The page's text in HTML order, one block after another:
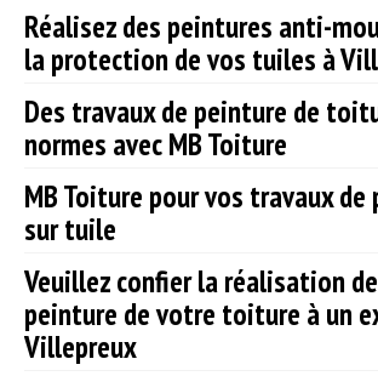
Réalisez des peintures anti-
la protection de vos tuiles à
L’humidité favorise le développement de la
champignons. Le traitement avec des
spécialisée dans le domaine de la toiture
de la gamme Algimouss pour leurs
la gamme Algimouss protègent également la
porosité pour éviter une fuite. Pour lutter
le traitement hydrofuge s’impose aussi.
peintures et d’autres produits anti mousses
contactez MB Toiture.
Des travaux de peinture de
normes avec MB Toiture
Si vous recherchez un professionnel
prendre en main vos travaux de peinture de
qualification et aptitudes nécessaires pour
tout à fait aptes à répondre à toutes vos
en travaux de peinture de toiture. Nous
vous souhaitez avoir des travaux qui soient
MB Toiture pour vos travaux de
sur tuile
Puisque c’est un travail en hauteur, il est
appel à un professionnel comme MB
de peinture sur tuile car c’est une
savoir-faire particulier et une habileté
Veuillez confier la réalisation
peinture de votre toiture à un
Villepreux